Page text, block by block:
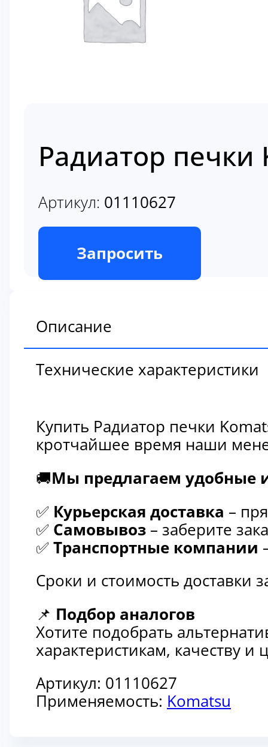
Радиатор печки
Артикул: 01110627
В наличии
Запросить
Описание
Технические характеристики
Купить Радиатор печки
кротчайшее время наши
🚚Мы предлагаем удобные
✅ Курьерская доставка –
✅ Самовывоз – заберите
✅ Транспортные компании
Сроки и стоимость доставки
📌 Подбор аналогов
Хотите подобрать
характеристикам, качеству
Артикул: 01110627
Применяемость: Komatsu